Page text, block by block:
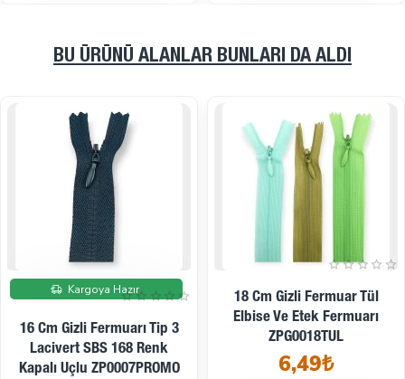
BU ÜRÜNÜ ALANLAR BUNLARI DA ALDI
20 Cm Gizli Fermuar Tül
ZPG0020TUL
6,62₺
22 Cm Gizli Fermuar Tül
Elbise Ve Etek Fermuarı
ZPG0022TUL
6,74₺